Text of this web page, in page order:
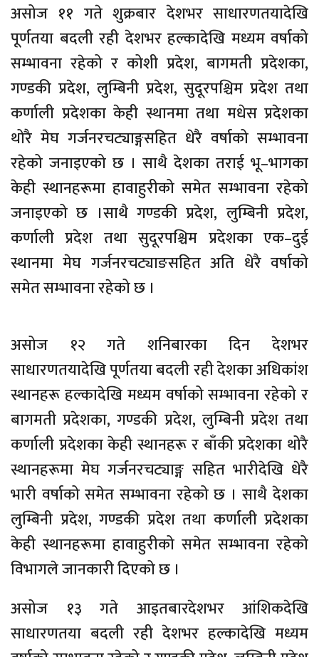
असोज ११ गते शुक्रबार देशभर साधारणतयादेखि
पूर्णतया बदली रही देशभर हल्कादेखि मध्यम वर्षाको
सम्भावना रहेको र कोशी प्रदेश, बागमती प्रदेशका,
गण्डकी प्रदेश, लुम्बिनी प्रदेश, सुदूरपश्चिम प्रदेश तथा
कर्णाली प्रदेशका केही स्थानमा तथा मधेस प्रदेशका
थोरै मेघ गर्जनरचट्याङ्गसहित धेरै वर्षाको सम्भावना
रहेको जनाइएको छ । साथै देशका तराई भू–भागका
केही स्थानहरूमा हावाहुरीको समेत सम्भावना रहेको
जनाइएको छ ।साथै गण्डकी प्रदेश, लुम्बिनी प्रदेश,
कर्णाली प्रदेश तथा सुदूरपश्चिम प्रदेशका एक–दुई
स्थानमा मेघ गर्जनरचट्याङसहित अति धेरै वर्षाको
समेत सम्भावना रहेको छ ।
असोज १२ गते शनिबारका दिन देशभर
साधारणतयादेखि पूर्णतया बदली रही देशका अधिकांश
स्थानहरू हल्कादेखि मध्यम वर्षाको सम्भावना रहेको र
बागमती प्रदेशका, गण्डकी प्रदेश, लुम्बिनी प्रदेश तथा
कर्णाली प्रदेशका केही स्थानहरू र बाँकी प्रदेशका थोरै
स्थानहरूमा मेघ गर्जनरचट्याङ्ग सहित भारीदेखि धेरै
भारी वर्षाको समेत सम्भावना रहेको छ । साथै देशका
लुम्बिनी प्रदेश, गण्डकी प्रदेश तथा कर्णाली प्रदेशका
केही स्थानहरूमा हावाहुरीको समेत सम्भावना रहेको
विभागले जानकारी दिएको छ ।
असोज १३ गते आइतबारदेशभर आंशिकदेखि
साधारणतया बदली रही देशभर हल्कादेखि मध्यम